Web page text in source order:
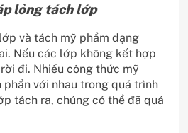
lỏng tách lớp
và tách mỹ phẩm dạng
Nếu các lớp không kết hợp
đi. Nhiều công thức mỹ
với nhau trong quá trình
tách ra, chúng có thể đã quá